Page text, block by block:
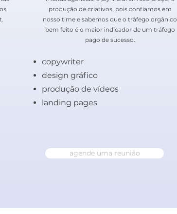
produção de criativos, pois confiamos em
nosso time e sabemos que o tráfego orgânico
bem feito é o maior indicador de um tráfego
pago de sucesso.
copywriter
design gráfico
produção de vídeos
landing pages
agende uma reunião